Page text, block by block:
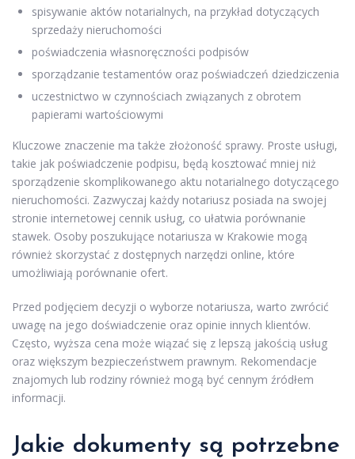
spisywanie aktów notarialnych, na przykład dotyczących
sprzedaży nieruchomości
poświadczenia własnoręczności podpisów
sporządzanie testamentów oraz poświadczeń dziedziczenia
uczestnictwo w czynnościach związanych z obrotem
papierami wartościowymi
Kluczowe znaczenie ma także złożoność sprawy. Proste usługi,
takie jak poświadczenie podpisu, będą kosztować mniej niż
sporządzenie skomplikowanego aktu notarialnego dotyczącego
nieruchomości. Zazwyczaj każdy notariusz posiada na swojej
stronie internetowej cennik usług, co ułatwia porównanie
stawek. Osoby poszukujące notariusza w Krakowie mogą
również skorzystać z dostępnych narzędzi online, które
umożliwiają porównanie ofert.
Przed podjęciem decyzji o wyborze notariusza, warto zwrócić
uwagę na jego doświadczenie oraz opinie innych klientów.
Często, wyższa cena może wiązać się z lepszą jakością usług
oraz większym bezpieczeństwem prawnym. Rekomendacje
znajomych lub rodziny również mogą być cennym źródłem
informacji.
Jakie dokumenty są potrzebne